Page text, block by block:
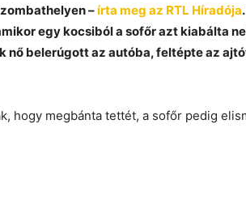
–írta meg az RTL Híradója
egy kocsiból a sofőr azt kiabálta
nő belerúgott az autóba, feltépte az
hogy megbánta tettét, a sofőr pedig